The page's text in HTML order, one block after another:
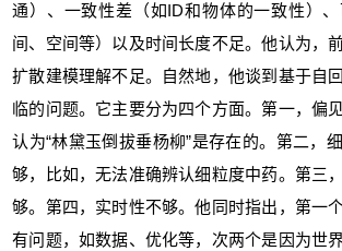
通）、一致性差（如ID和物体的一致性）
间、空间等）以及时间长度不足。他认为，
扩散建模理解不足。自然地，他谈到基于自
临的问题。它主要分为四个方面。第一，偏
认为“林黛玉倒拔垂杨柳”是存在的。第二，
够，比如，无法准确辨认细粒度中药。第三
够。第四，实时性不够。他同时指出，第一
有问题，如数据、优化等，次两个是因为世